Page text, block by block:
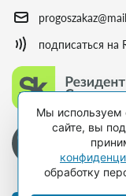
подписаться на
Мы используем
сайте, вы
обработку